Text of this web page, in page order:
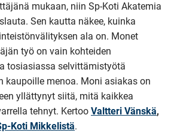
mukaan, niin Sp-Koti Akatemia
Sen kautta näkee, kuinka
ala on. Monet
työ on vain kohteiden
tosiasiassa selvittämistyötä
kaupoille menoa. Moni asiakas on
yllättynyt siitä, mitä kaikkea
tehnyt. Kertoo Valtteri Vänskä,
Koti Mikkelistä.